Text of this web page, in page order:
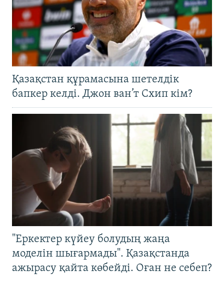
Қазақстан құрамасына шетелдік
бапкер келді. Джон ван’т Схип кім?
"Еркектер күйеу болудың жаңа
моделін шығармады". Қазақстанда
ажырасу қайта көбейді. Оған не себеп?